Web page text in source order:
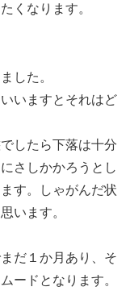
くなります。
した。
いますとそれはど
したら下落は十分
さしかかろうとし
す。しゃがんだ状
います。
だ１か月あり、そ
ードとなります。